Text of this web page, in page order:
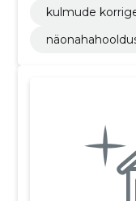
kulmude